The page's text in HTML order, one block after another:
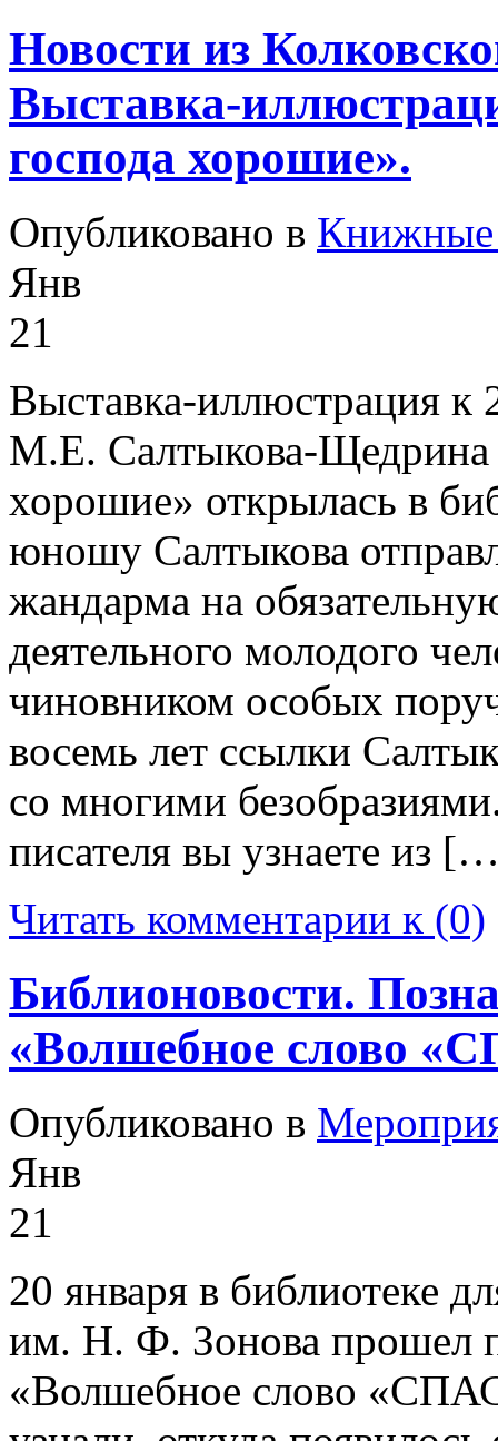
Новости из
Выставка-
господа хорошие».
Опубликовано в Книжные
Янв
21
Выставка-иллюстрация к
М.Е. Салтыкова-Щедрина
хорошие» открылась в
юношу Салтыкова
жандарма на
деятельного молодого
чиновником особых
восемь лет ссылки
со многими
писателя вы узнаете из
Читать комментарии к (0)
Библионовости.
«Волшебное слово
Опубликовано в
Янв
21
20 января в библиотеке
им. Н. Ф. Зонова прошел
«Волшебное слово